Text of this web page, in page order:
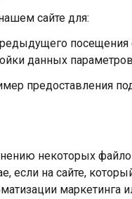
сайте для:
посещения
данных
предоставления
некоторых
если на сайте,
маркетинга